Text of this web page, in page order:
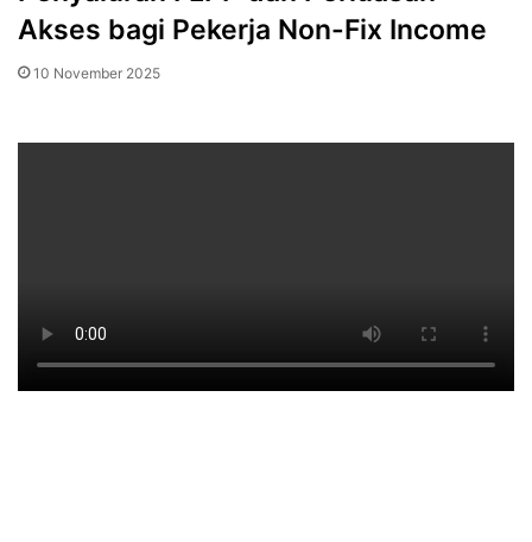
Akses bagi Pekerja Non-Fix Income
10 November 2025